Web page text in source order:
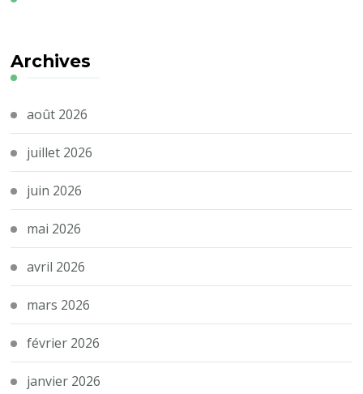
Archives
août 2026
juillet 2026
juin 2026
mai 2026
avril 2026
mars 2026
février 2026
janvier 2026